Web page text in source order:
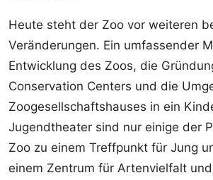
Heute steht der Zoo vor weiteren
Veränderungen. Ein umfassender
Entwicklung des Zoos, die
Conservation Centers und die
Zoogesellschaftshauses in ein
Jugendtheater sind nur einige der
Zoo zu einem Treffpunkt für Jung
einem Zentrum für Artenvielfalt